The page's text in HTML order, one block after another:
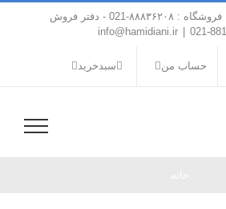
شماره های تماس : فروشگاه : ۸۸۸۳۶۲۰۸-021 - دفتر فروش
info@hamidiani.ir
حساب من سبدخرید